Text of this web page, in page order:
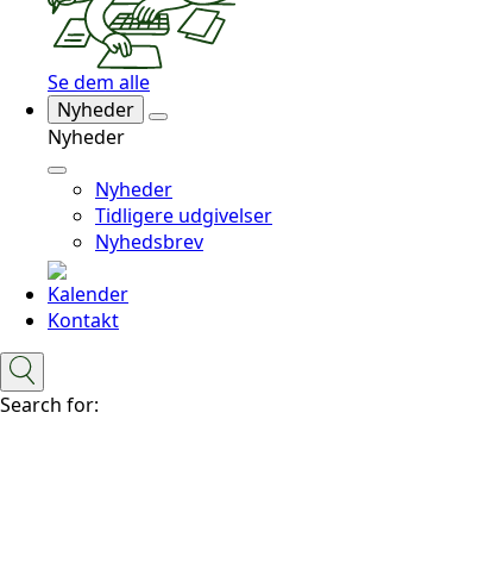
Se dem alle
Nyheder
Nyheder
Nyheder
Tidligere udgivelser
Nyhedsbrev
Kalender
Kontakt
Search for: